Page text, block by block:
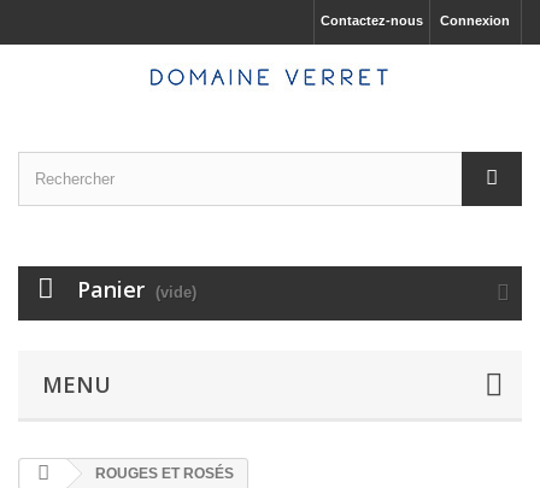
Connexion
Contactez-nous
Panier (vide)
MENU
ROUGES ET ROSÉS